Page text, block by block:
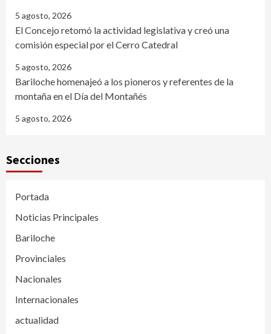
5 agosto, 2026
El Concejo retomó la actividad legislativa y creó una
comisión especial por el Cerro Catedral
5 agosto, 2026
Bariloche homenajeó a los pioneros y referentes de la
montaña en el Día del Montañés
5 agosto, 2026
Secciones
Portada
Noticias Principales
Bariloche
Provinciales
Nacionales
Internacionales
actualidad